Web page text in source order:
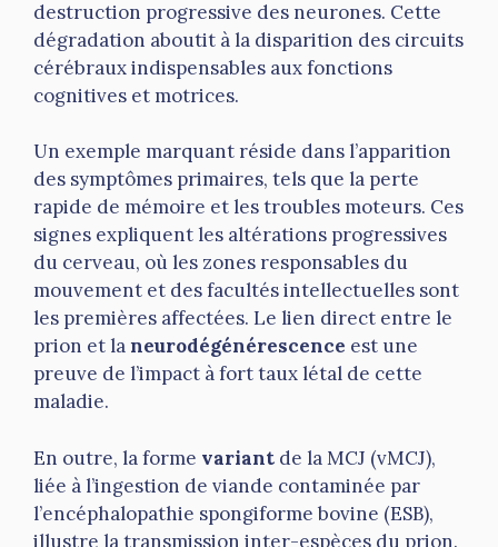
destruction progressive des neurones. Cette
dégradation aboutit à la disparition des circuits
cérébraux indispensables aux fonctions
cognitives et motrices.
Un exemple marquant réside dans l’apparition
des symptômes primaires, tels que la perte
rapide de mémoire et les troubles moteurs. Ces
signes expliquent les altérations progressives
du cerveau, où les zones responsables du
mouvement et des facultés intellectuelles sont
les premières affectées. Le lien direct entre le
prion et laneurodégénérescence est une
preuve de l’impact à fort taux létal de cette
maladie.
En outre, la forme variant de la MCJ (vMCJ),
liée à l’ingestion de viande contaminée par
l’encéphalopathie spongiforme bovine (ESB),
illustre la transmission inter-espèces du prion.